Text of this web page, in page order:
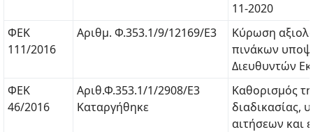
11-2020
ΦΕΚ
111/2016
Αριθμ. Φ.353.1/9/12169/Ε3
Κύρωση
πινάκων
Διευθυντών
ΦΕΚ
46/2016
Αριθ.Φ.353.1/1/2908/Ε3
Καταργήθηκε
Καθορισμός
διαδικασίας,
αιτήσεων και